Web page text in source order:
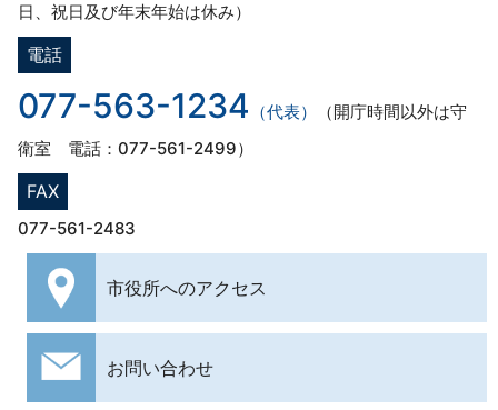
日、祝日及び年末年始は休み）
電話
077-563-1234 （代表）
（開庁時間以外は守
衛室 電話：077-561-2499）
FAX
077-561-2483
市役所へのアクセス
お問い合わせ